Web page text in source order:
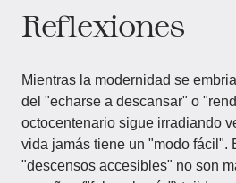
Reflexiones
Mientras la modernidad se
del "echarse a descansar" o
octocentenario sigue irradiando
vida jamás tiene un "modo fácil".
"descensos accesibles" no son